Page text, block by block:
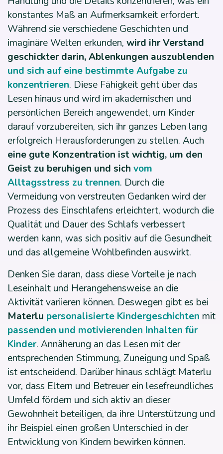
konstantes Maß an Aufmerksamkeit erfordert.
Während sie verschiedene Geschichten und
imaginäre Welten erkunden, wird ihr Verstand
geschickter darin, Ablenkungen auszublenden
und sich auf eine bestimmte Aufgabe zu
konzentrieren. Diese Fähigkeit geht über das
Lesen hinaus und wird im akademischen und
persönlichen Bereich angewendet, um Kinder
darauf vorzubereiten, sich ihr ganzes Leben lang
erfolgreich Herausforderungen zu stellen. Auch
eine gute Konzentration ist wichtig, um den
Geist zu beruhigen und sich vom
Alltagsstress zu trennen. Durch die
Vermeidung von verstreuten Gedanken wird der
Prozess des Einschlafens erleichtert, wodurch die
Qualität und Dauer des Schlafs verbessert
werden kann, was sich positiv auf die Gesundheit
und das allgemeine Wohlbefinden auswirkt.
Denken Sie daran, dass diese Vorteile je nach
Leseinhalt und Herangehensweise an die
Aktivität variieren können. Deswegen gibt es bei
Materlu personalisierte Kindergeschichten mit
passenden und motivierenden Inhalten für
Kinder. Annäherung an das Lesen mit der
entsprechenden Stimmung, Zuneigung und Spaß
ist entscheidend. Darüber hinaus schlägt Materlu
vor, dass Eltern und Betreuer ein lesefreundliches
Umfeld fördern und sich aktiv an dieser
Gewohnheit beteiligen, da ihre Unterstützung und
ihr Beispiel einen großen Unterschied in der
Entwicklung von Kindern bewirken können.